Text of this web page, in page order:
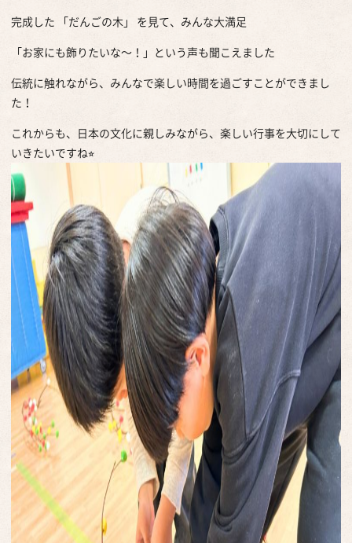
完成した 「だんごの木」 を見て、みんな大満足
「お家にも飾りたいな～！」という声も聞こえました
伝統に触れながら、みんなで楽しい時間を過ごすことができまし
た！
これからも、日本の文化に親しみながら、楽しい行事を大切にして
いきたいですね⭐︎